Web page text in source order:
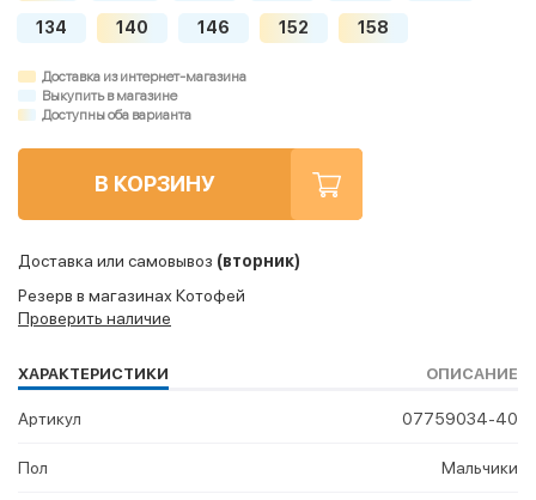
134 140 146 152 158
Доставка из интернет-магазина
Выкупить в магазине
Доступны оба варианта
В КОРЗИНУ
Доставка или самовывоз (вторник)
Резерв в магазинах Котофей
Проверить наличие
ХАРАКТЕРИСТИКИ ОПИСАНИЕ
Артикул 07759034-40
Пол Мальчики